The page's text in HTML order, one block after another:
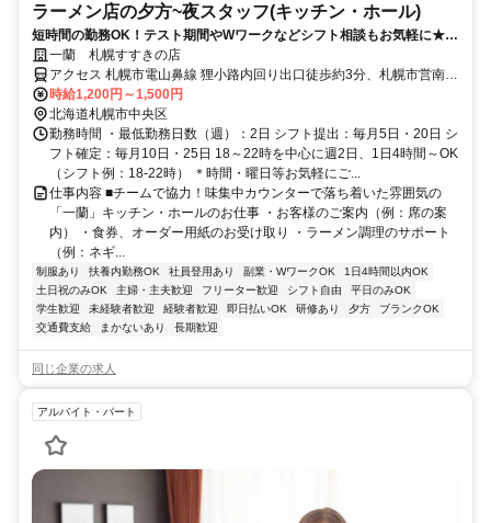
ラーメン店の夕方~夜スタッフ(キッチン・ホール)
短時間の勤務OK！テスト期間やWワークなどシフト相談もお気軽に★髪
色自由・日払い可・食事補助あり
一蘭 札幌すすきの店
アクセス 札幌市電山鼻線 狸小路内回り出口徒歩約3分、札幌市営南北
線 すすきの2番口徒歩約3分、札幌市電山鼻線 すすきの2番口徒歩約3
分 すすきの駅より徒歩約2分(地下鉄南北線) 「大通駅」より徒歩7分
時給1,200円～1,500円
北海道札幌市中央区
勤務時間 ・最低勤務日数（週）：2日 シフト提出：毎月5日・20日 シ
フト確定：毎月10日・25日 18～22時を中心に週2日、1日4時間～OK
（シフト例：18-22時） ＊時間・曜日等お気軽にご...
仕事内容 ■チームで協力！味集中カウンターで落ち着いた雰囲気の
「一蘭」キッチン・ホールのお仕事 ・お客様のご案内（例：席の案
内） ・食券、オーダー用紙のお受け取り ・ラーメン調理のサポート
（例：ネギ...
制服あり 扶養内勤務OK 社員登用あり 副業・WワークOK
1日4時間以内OK
土日祝のみOK
主婦・主夫歓迎 フリーター歓迎 シフト自由
平日のみOK
学生歓迎
未経験者歓迎 経験者歓迎 即日払いOK 研修あり 夕方
ブランクOK
交通費支給
まかないあり 長期歓迎
同じ企業の求人
アルバイト・パート